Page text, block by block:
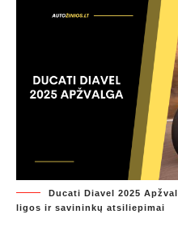
Ducati Diavel 2025
ligos ir savininkų atsiliepimai